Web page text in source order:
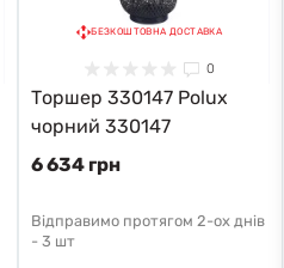
БЕЗКОШТОВНА ДОСТАВКА
0
Торшер 330147 Polux
чорний 330147
6 634 грн
Відправимо протягом 2-ох днів
- 3 шт